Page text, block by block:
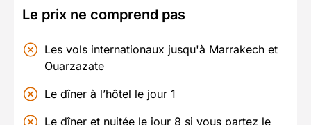
Le prix ne comprend pas
Les vols internationaux jusqu'à Marrakech et
Ouarzazate
Le dîner à l’hôtel le jour 1
Le dîner et nuitée le jour 8 si vous partez le